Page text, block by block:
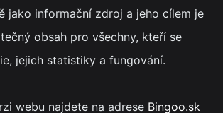
jako informační zdroj a jeho cílem je
obsah pro všechny, kteří se
jejich statistiky a fungování.
webu najdete na adrese Bingoo.sk